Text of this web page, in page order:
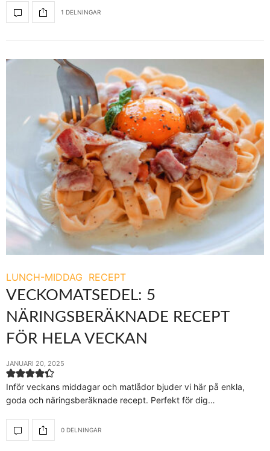
1 DELNINGAR
LUNCH-MIDDAG RECEPT
VECKOMATSEDEL: 5
NÄRINGSBERÄKNADE RECEPT
FÖR HELA VECKAN
JANUARI 20, 2025
Inför veckans middagar och matlådor bjuder vi här på enkla,
goda och näringsberäknade recept. Perfekt för dig…
0 DELNINGAR